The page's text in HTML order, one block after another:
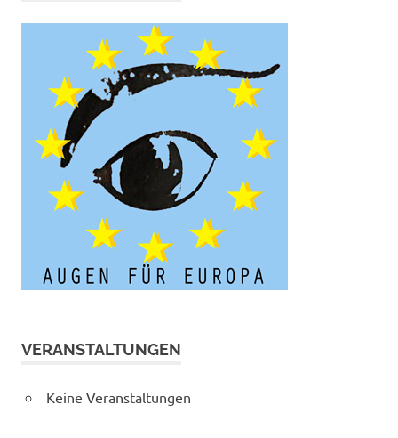
VERANSTALTUNGEN
Keine Veranstaltungen